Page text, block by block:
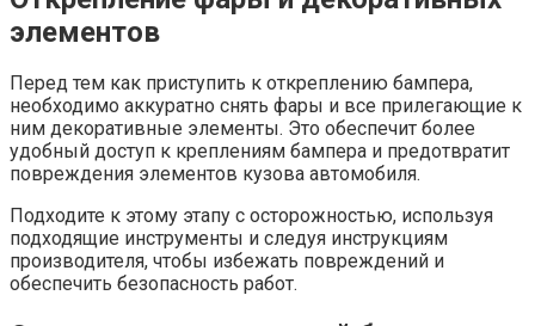
элементов
Перед тем как приступить к откреплению бампера,
необходимо аккуратно снять фары и все прилегающие к
ним декоративные элементы. Это обеспечит более
удобный доступ к креплениям бампера и предотвратит
повреждения элементов кузова автомобиля.
Подходите к этому этапу с осторожностью, используя
подходящие инструменты и следуя инструкциям
производителя, чтобы избежать повреждений и
обеспечить безопасность работ.